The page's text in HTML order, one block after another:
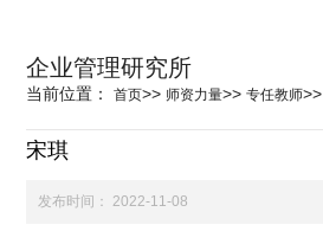
企业管理研究所
当前位置：首页>> 师资力量>> 专任教师>>
宋琪
发布时间： 2022-11-08